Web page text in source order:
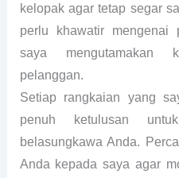
kelopak agar tetap segar
perlu khawatir mengenai
saya mengutamakan
pelanggan.
Setiap rangkaian yang
penuh ketulusan
belasungkawa Anda.
Anda kepada saya agar